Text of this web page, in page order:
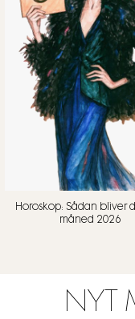
Horoskop: Sådan bliver
måned 2026
NYT